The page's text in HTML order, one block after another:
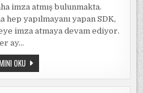
imza atmış bulunmakta.
yapılmayanı yapan SDK,
imza atmaya devam ediyor.
ay…
OKUTARIHE,
TARIHÎ
NOTU
DÜŞEN